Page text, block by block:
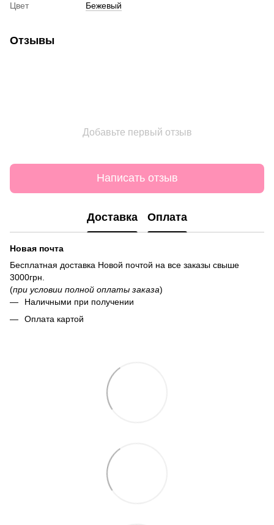
Цвет
Бежевый
Отзывы
Добавьте первый отзыв
Написать отзыв
Доставка Оплата
Новая почта
Бесплатная доставка Новой почтой на все заказы свыше
3000грн.
(при условии полной оплаты заказа)
Наличными при получении
Оплата картой